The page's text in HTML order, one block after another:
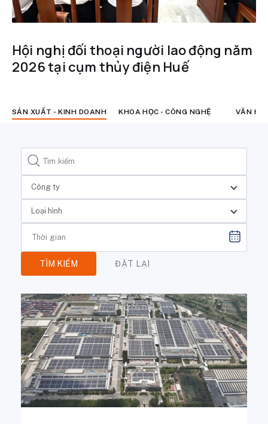
Hội nghị đối thoại người lao động năm
2026 tại cụm thủy điện Huế
SẢN XUẤT - KINH DOANH KHOA HỌC - CÔNG NGHỆ VĂN
Công ty
Loại hình
TÌM KIẾM ĐẶT LẠI